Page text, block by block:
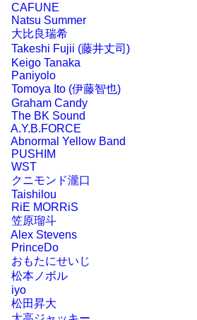
CAFUNE
Natsu Summer
大比良瑞希
Takeshi Fujii (藤井丈司)
Keigo Tanaka
Paniyolo
Tomoya Ito (伊藤智也)
Graham Candy
The BK Sound
A.Y.B.FORCE
Abnormal Yellow Band
PUSHIM
WST
クニモンド瀧口
Taishilou
RiE MORRiS
笠原瑠斗
Alex Stevens
PrinceDo
おもたにせいじ
松本ノボル
iyo
松田昇大